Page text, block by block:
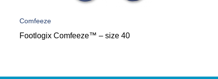
Comfeeze
Footlogix Comfeeze™ – size 40